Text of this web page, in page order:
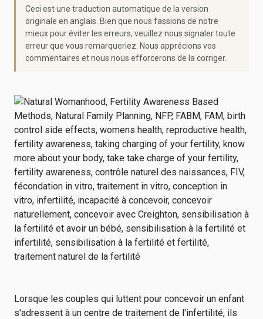
Ceci est une traduction automatique de la version
originale en anglais. Bien que nous fassions de notre
mieux pour éviter les erreurs, veuillez nous signaler toute
erreur que vous remarqueriez. Nous apprécions vos
commentaires et nous nous efforcerons de la corriger.
Lorsque les couples qui luttent pour concevoir un enfant
s'adressent à un centre de traitement de l'infertilité, ils